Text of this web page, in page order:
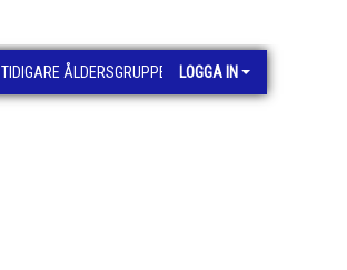
TIDIGARE ÅLDERSGRUPPER LOGGA IN